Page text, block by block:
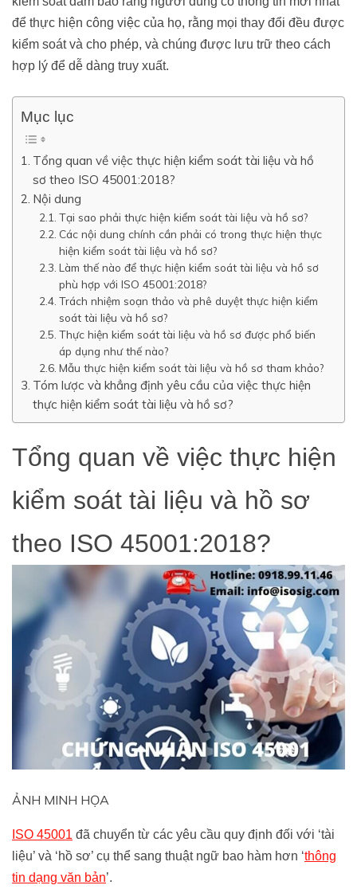
để thực hiện công việc của họ, rằng mọi thay đổi đều được
kiểm soát và cho phép, và chúng được lưu trữ theo cách
hợp lý để dễ dàng truy xuất.
Mục lục
Tổng quan về việc thực hiện kiểm soát tài liệu và hồ
sơ theo ISO 45001:2018?
Nội dung
Tại sao phải thực hiện kiểm soát tài liệu và hồ sơ?
Các nội dung chính cần phải có trong thực hiện thực
hiện kiểm soát tài liệu và hồ sơ?
Làm thế nào để thực hiện kiểm soát tài liệu và hồ sơ
phù hợp với ISO 45001:2018?
Trách nhiệm soạn thảo và phê duyệt thực hiện kiểm
soát tài liệu và hồ sơ?
Thực hiện kiểm soát tài liệu và hồ sơ được phổ biến
áp dụng như thế nào?
Mẫu thực hiện kiểm soát tài liệu và hồ sơ tham khảo?
Tóm lược và khẳng định yêu cầu của việc thực hiện
thực hiện kiểm soát tài liệu và hồ sơ?
Tổng quan về việc thực hiện
kiểm soát tài liệu và hồ sơ
theo ISO 45001:2018?
ẢNH MINH HỌA
ISO 45001 đã chuyển từ các yêu cầu quy định đối với ‘tài
liệu’ và ‘hồ sơ’ cụ thể sang thuật ngữ bao hàm hơn ‘thông
tin dạng văn bản’.